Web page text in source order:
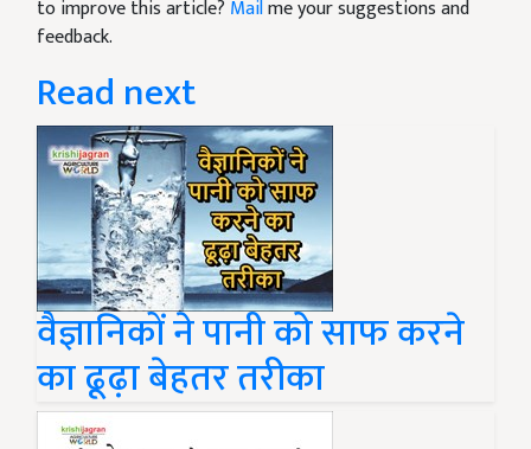
to improve this article? Mailme your suggestions and
feedback.
Read next
वैज्ञानिकों ने पानी को साफ करने
का ढूढ़ा बेहतर तरीका